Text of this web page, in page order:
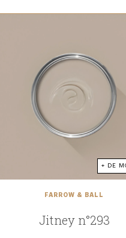
+ DE
FARROW & BALL
Jitney n°293